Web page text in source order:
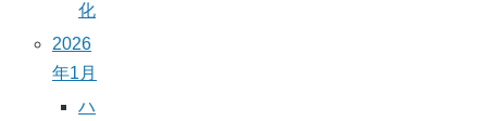
化
2026
年1月
ハ